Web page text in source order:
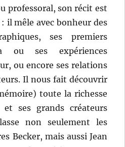
professoral, son récit est
il mêle avec bonheur des
ses premiers
ou ses expériences
ou encore ses relations
Il nous fait découvrir
toute la richesse
ses grands créateurs
non seulement les
Becker, mais aussi Jean